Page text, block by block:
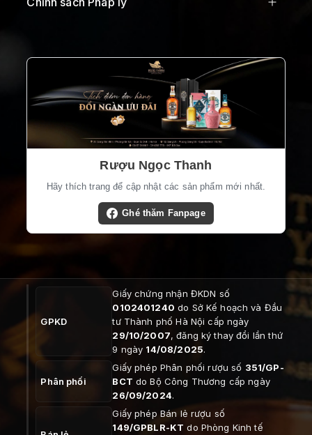
Rượu Ngọc Thanh
Hãy thích trang để cập nhật các sản phẩm mới nhất.
Ghé thăm Fanpage
GPKD
Giấy chứng nhận ĐKDN số
0102401240 do Sở Kế hoạch và Đầu
tư Thành phố Hà Nội cấp ngày
29/10/2007, đăng ký thay đổi lần thứ
9 ngày 14/08/2025.
Phân phối
Giấy phép Phân phối rượu số 351/GP-
BCT do Bộ Công Thương cấp ngày
26/09/2024.
Giấy phép Bán lẻ rượu số
149/GPBLR-KT do Phòng Kinh tế